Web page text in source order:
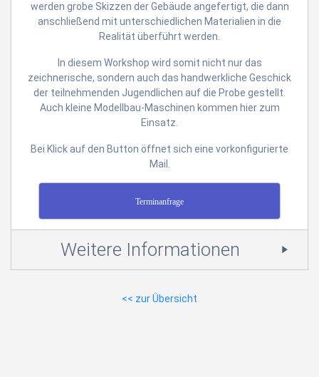
werden grobe Skizzen der Gebäude angefertigt, die dann
anschließend mit unterschiedlichen Materialien in die
Realität überführt werden.
In diesem Workshop wird somit nicht nur das
zeichnerische, sondern auch das handwerkliche Geschick
der teilnehmenden Jugendlichen auf die Probe gestellt.
Auch kleine Modellbau-Maschinen kommen hier zum
Einsatz.
Bei Klick auf den Button öffnet sich eine vorkonfigurierte
Mail.
Terminanfrage
Weitere Informationen
<< zur Übersicht